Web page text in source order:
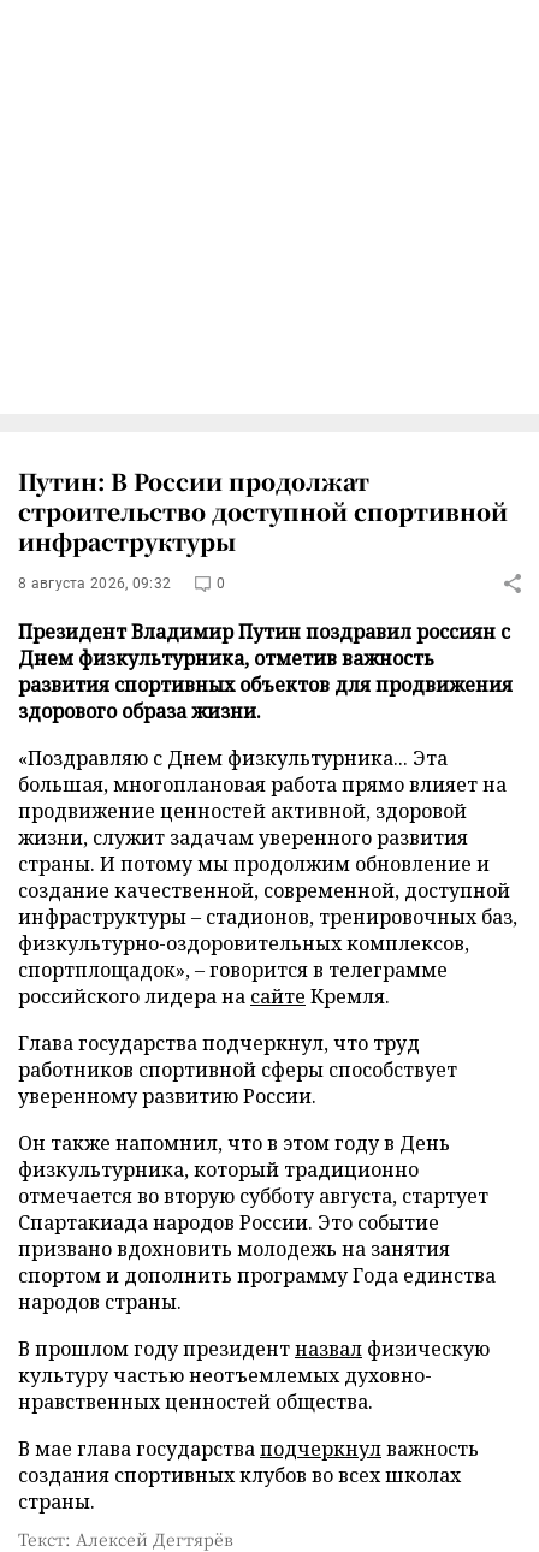
Путин: В России продолжат
строительство доступной спортивной
инфраструктуры
8 августа 2026, 09:32 0
Президент Владимир Путин поздравил россиян с
Днем физкультурника, отметив важность
развития спортивных объектов для продвижения
здорового образа жизни.
«Поздравляю с Днем физкультурника... Эта
большая, многоплановая работа прямо влияет на
продвижение ценностей активной, здоровой
жизни, служит задачам уверенного развития
страны. И потому мы продолжим обновление и
создание качественной, современной, доступной
инфраструктуры – стадионов, тренировочных баз,
физкультурно-оздоровительных комплексов,
спортплощадок», – говорится в телеграмме
российского лидера на сайте Кремля.
Глава государства подчеркнул, что труд
работников спортивной сферы способствует
уверенному развитию России.
Он также напомнил, что в этом году в День
физкультурника, который традиционно
отмечается во вторую субботу августа, стартует
Спартакиада народов России. Это событие
призвано вдохновить молодежь на занятия
спортом и дополнить программу Года единства
народов страны.
В прошлом году президентназвал физическую
культуру частью неотъемлемых духовно-
нравственных ценностей общества.
В мае глава государстваподчеркнулважность
создания спортивных клубов во всех школах
страны.
Текст: Алексей Дегтярёв